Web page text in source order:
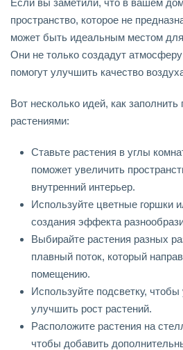
Если вы заметили, что в вашем
пространство, которое не
может быть идеальным местом для
Они не только создадут
помогут улучшить качество
Вот несколько идей, как заполнить
растениями:
Ставьте растения в углы
поможет увеличить
внутренний интерьер.
Используйте цветные горшки
создания эффекта
Выбирайте растения разных
плавный поток, который
помещению.
Используйте подсветку, чтобы
улучшить рост растений.
Расположите растения на
чтобы добавить